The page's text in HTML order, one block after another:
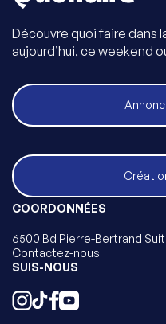
Découvre quoi faire dans
aujourd’hui, ce weekend
COORDONNÉES
6500 Bd Pierre-Bertrand
Contactez-nous
SUIS-NOUS